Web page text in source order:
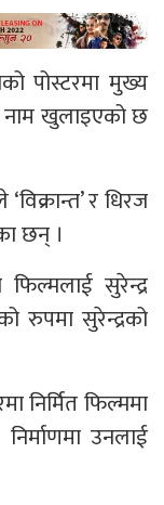
पोस्टरमा मुख्य
नाम खुलाइएको छ
र धिरज
छन् ।
सुरेन्द्र
रुपमा सुरेन्द्रको
निर्मित फिल्ममा
उनलाई